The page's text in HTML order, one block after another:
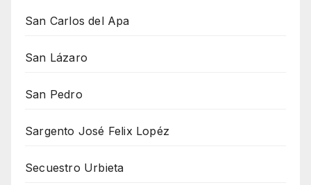
San Carlos del Apa
San Lázaro
San Pedro
Sargento José Felix Lopéz
Secuestro Urbieta